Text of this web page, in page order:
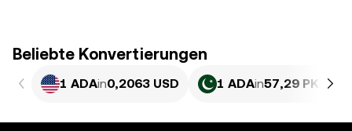
Beliebte Konvertierungen
1 ADAin0,2063 USD 1 ADAin57,29 PKR